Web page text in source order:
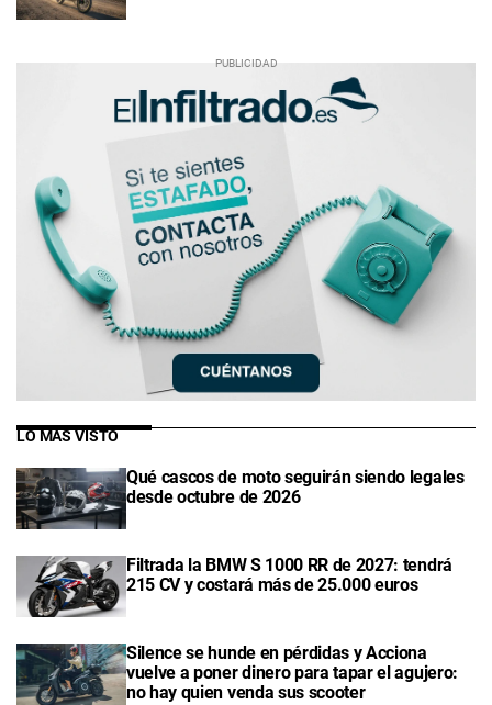
LO MÁS VISTO
Qué cascos de moto seguirán siendo legales
desde octubre de 2026
Filtrada la BMW S 1000 RR de 2027: tendrá
215 CV y costará más de 25.000 euros
Silence se hunde en pérdidas y Acciona
vuelve a poner dinero para tapar el agujero:
no hay quien venda sus scooter